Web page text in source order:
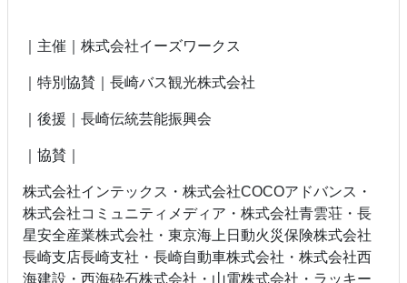
｜主催｜株式会社イーズワークス
｜特別協賛｜長崎バス観光株式会社
｜後援｜長崎伝統芸能振興会
｜協賛｜
株式会社インテックス・株式会社COCOアドバンス・
株式会社コミュニティメディア・株式会社青雲荘・長
星安全産業株式会社・東京海上日動火災保険株式会社
長崎支店長崎支社・長崎自動車株式会社・株式会社西
海建設・西海砕石株式会社・山電株式会社・ラッキー